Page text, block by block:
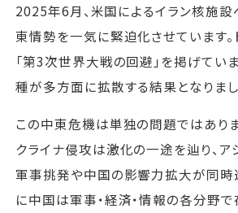
2025年6月、米国によるイラン核施
東情勢を一気に緊迫化させています。
「第3次世界大戦の回避」を掲げてい
種が多方面に拡散する結果となりまし
この中東危機は単独の問題ではあり
クライナ侵攻は激化の一途を辿り、
軍事挑発や中国の影響力拡大が同時
に中国は軍事・経済・情報の各分野